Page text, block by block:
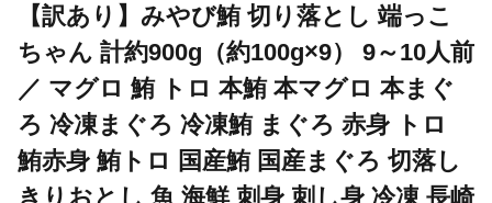
【訳あり】みやび鮪 切り落とし 端っこ
ちゃん 計約900g（約100g×9） 9～10人前
／ マグロ 鮪 トロ 本鮪 本マグロ 本まぐ
ろ 冷凍まぐろ 冷凍鮪 まぐろ 赤身 トロ
鮪赤身 鮪トロ 国産鮪 国産まぐろ 切落し
きりおとし 魚 海鮮 刺身 刺し身 冷凍 長崎